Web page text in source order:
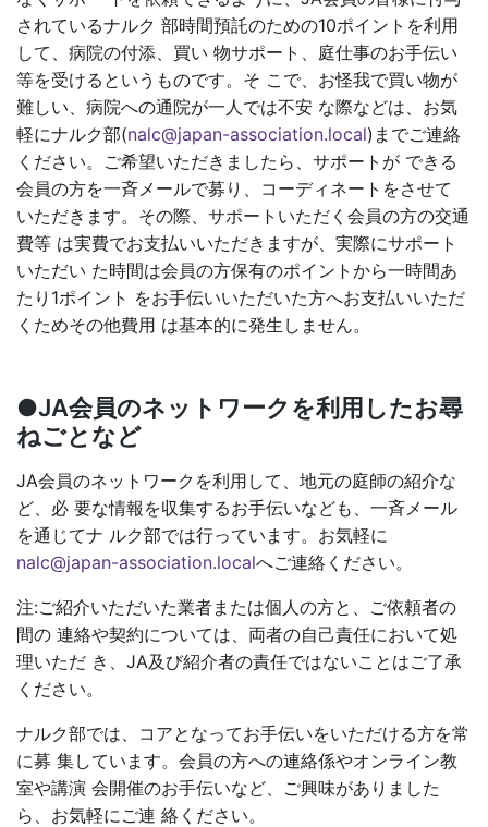
されているナルク 部時間預託のための10ポイントを利用
して、病院の付添、買い 物サポート、庭仕事のお手伝い
等を受けるというものです。そ こで、お怪我で買い物が
難しい、病院への通院が一人では不安 な際などは、お気
軽にナルク部(nalc@japan-association.local)までご連絡
ください。ご希望いただきましたら、サポートが できる
会員の方を一斉メールで募り、コーディネートをさせて
いただきます。その際、サポートいただく会員の方の交通
費等 は実費でお支払いいただきますが、実際にサポート
いただい た時間は会員の方保有のポイントから一時間あ
たり1ポイント をお手伝いいただいた方へお支払いいただ
くためその他費用 は基本的に発生しません。
●JA会員のネットワークを利用したお尋
ねごとなど
JA会員のネットワークを利用して、地元の庭師の紹介な
ど、必 要な情報を収集するお手伝いなども、一斉メール
を通じてナ ルク部では行っています。お気軽に
nalc@japan-association.localへご連絡ください。
注:ご紹介いただいた業者または個人の方と、ご依頼者の
間の 連絡や契約については、両者の自己責任において処
理いただ き、JA及び紹介者の責任ではないことはご了承
ください。
ナルク部では、コアとなってお手伝いをいただける方を常
に募 集しています。会員の方への連絡係やオンライン教
室や講演 会開催のお手伝いなど、ご興味がありました
ら、お気軽にご連 絡ください。